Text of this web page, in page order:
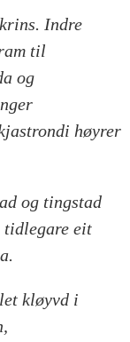
Indre
til
og
høyrer
og tingstad
tidlegare eit
kløyvd i